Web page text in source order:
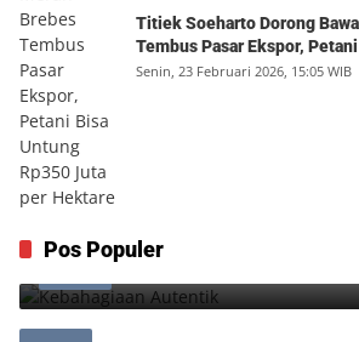
Titiek Soeharto Dorong
Tembus Pasar Ekspor,
Juta per Hektare
Senin, 23 Februari 2026, 15:05 WIB
Pos Populer
1 Kebahagiaan Autentik